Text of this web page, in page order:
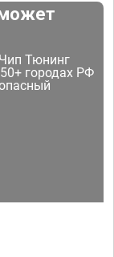
Тюнинг
городах РФ